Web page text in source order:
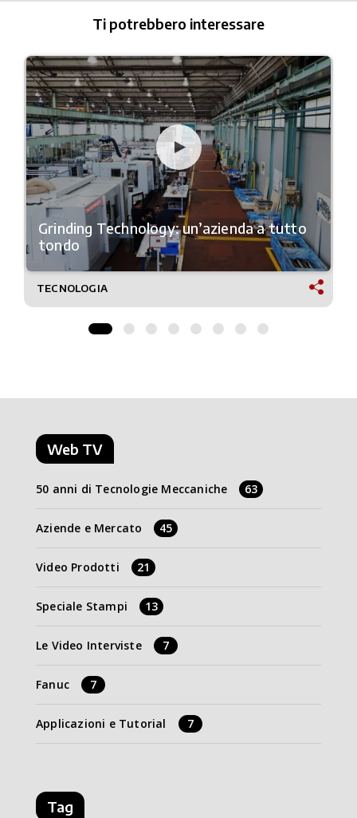
Ti potrebbero interessare
Grinding Technology: un’azienda a tutto
tondo
TECNOLOGIA
Web TV
50 anni di Tecnologie Meccaniche 63
Aziende e Mercato 45
Video Prodotti 21
Speciale Stampi 13
Le Video Interviste 7
Fanuc 7
Applicazioni e Tutorial 7
Tag